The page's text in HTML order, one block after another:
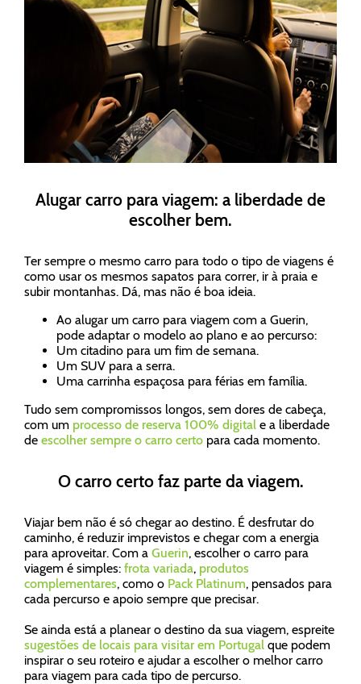
Alugar carro para viagem: a liberdade de
escolher bem.
Ter sempre o mesmo carro para todo o tipo de viagens é
como usar os mesmos sapatos para correr, ir à praia e
subir montanhas. Dá, mas não é boa ideia.
Ao alugar um carro para viagem com a Guerin,
pode adaptar o modelo ao plano e ao percurso:
Um citadino para um fim de semana.
Um SUV para a serra.
Uma carrinha espaçosa para férias em família.
Tudo sem compromissos longos, sem dores de cabeça,
com um processo de reserva 100% digital e a liberdade
de escolher sempre o carro certo para cada momento.
O carro certo faz parte da viagem.
Viajar bem não é só chegar ao destino. É desfrutar do
caminho, é reduzir imprevistos e chegar com a energia
para aproveitar. Com a Guerin, escolher o carro para
viagem é simples: frota variada, produtos
complementares, como o Pack Platinum, pensados para
cada percurso e apoio sempre que precisar.
Se ainda está a planear o destino da sua viagem, espreite
sugestões de locais para visitar em Portugal que podem
inspirar o seu roteiro e ajudar a escolher o melhor carro
para viagem para cada tipo de percurso.